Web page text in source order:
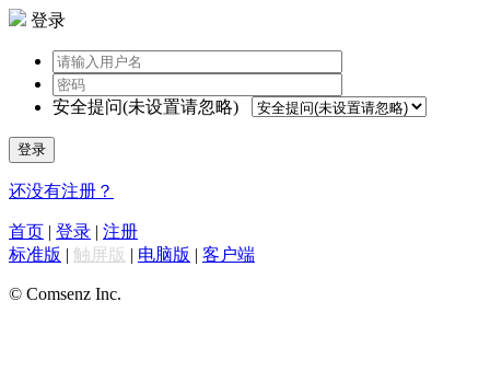
登录
安全提问(未设置请忽略)
登录
还没有注册？
首页 | 登录 | 注册
标准版 | 触屏版 | 电脑版 | 客户端
© Comsenz Inc.